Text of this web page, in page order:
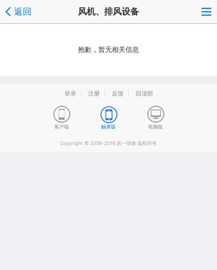
返回 风机、排风设备
抱歉，暂无相关信息
登录 注册 反馈 回顶部
客户端 触屏版 电脑版
Copyright © 2008-2018 真一情缘 版权所有